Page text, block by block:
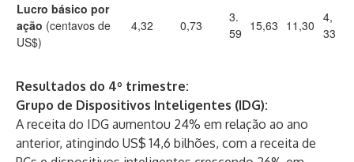
Lucro básico por
ação (centavos de
US$)
4,32 0,73
3.
59 15,63 11,30
4,
33
Resultados do 4º trimestre:
Grupo de Dispositivos Inteligentes (IDG):
A receita do IDG aumentou 24% em relação ao ano
anterior, atingindo US$ 14,6 bilhões, com a receita de